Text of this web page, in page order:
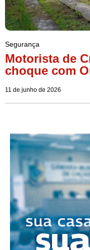
Segurança
Motorista de
choque com
11 de junho de 2026